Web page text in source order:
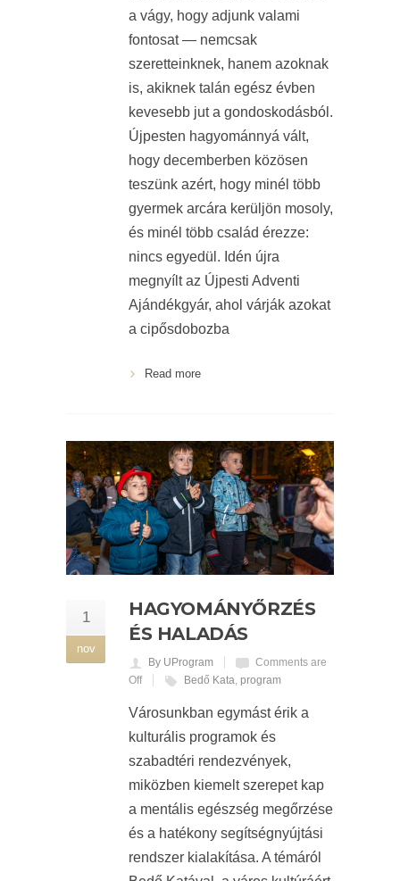
a vágy, hogy adjunk valami
fontosat — nemcsak
szeretteinknek, hanem azoknak
is, akiknek talán egész évben
kevesebb jut a gondoskodásból.
Újpesten hagyománnyá vált,
hogy decemberben közösen
teszünk azért, hogy minél több
gyermek arcára kerüljön mosoly,
és minél több család érezze:
nincs egyedül. Idén újra
megnyílt az Újpesti Adventi
Ajándékgyár, ahol várják azokat
a cipősdobozba
Read more
1
nov
HAGYOMÁNYŐRZÉS
ÉS HALADÁS
By UProgram
Comments are
Off
Bedő Kata, program
Városunkban egymást érik a
kulturális programok és
szabadtéri rendezvények,
miközben kiemelt szerepet kap
a mentális egészség megőrzése
és a hatékony segítségnyújtási
rendszer kialakítása. A témáról